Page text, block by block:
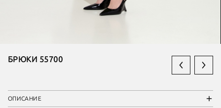
БРЮКИ 55700
ОПИСАНИЕ